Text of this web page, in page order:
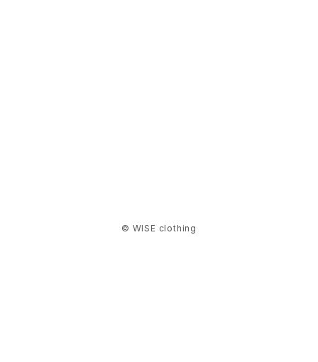
© WISE clothing